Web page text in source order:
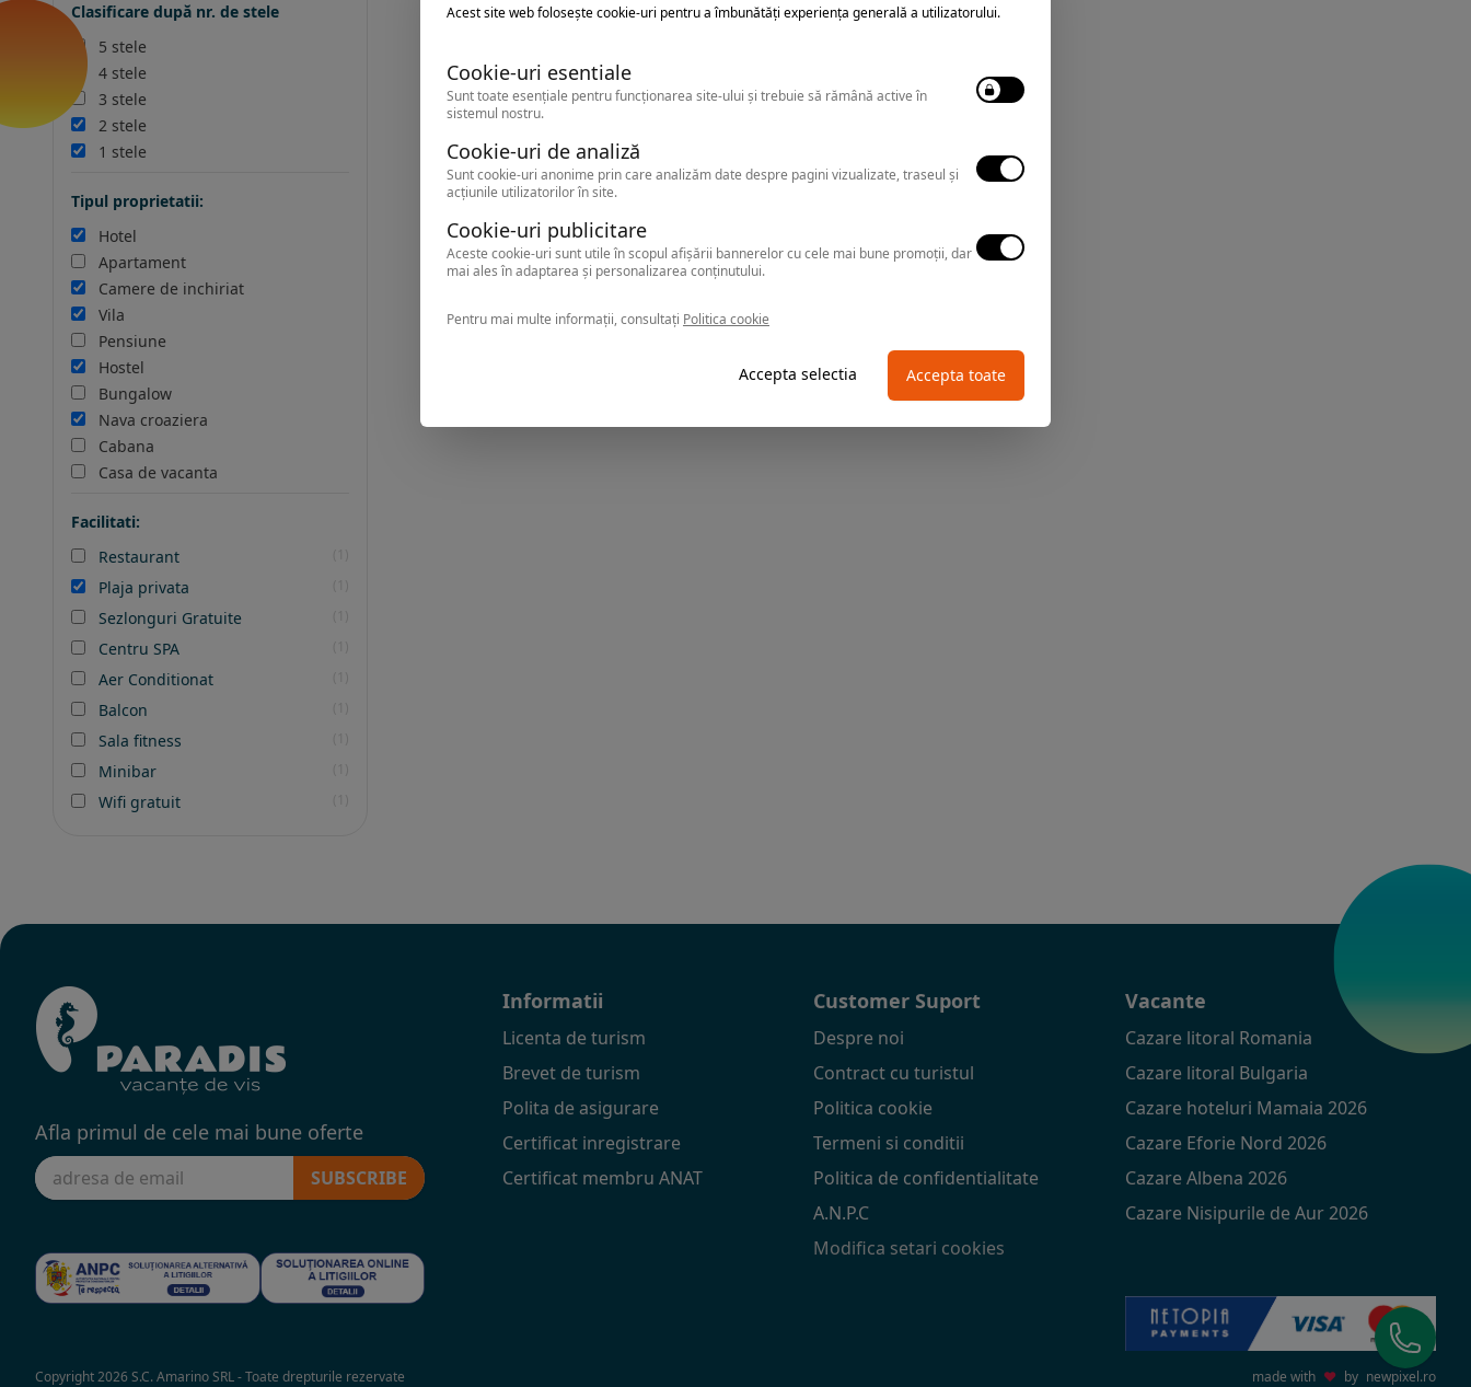
Clasificare după nr. de stele
5 stele
4 stele
3 stele
2 stele
1 stele
Tipul proprietatii:
Hotel
Apartament
Camere de inchiriat
Vila
Pensiune
Hostel
Bungalow
Nava croaziera
Cabana
Casa de vacanta
Facilitati:
Restaurant
Plaja privata
Sezlonguri Gratuite
Centru SPA
Aer Conditionat
Balcon
Sala fitness
Minibar
Wifi gratuit
Afla primul de cele mai bune oferte
SUBSCRIBE
Informatii
Licenta de turism
Brevet de turism
Polita de asigurare
Certificat inregistrare
Certificat membru ANAT
Customer Suport
Despre noi
Contract cu turistul
Politica cookie
Termeni si conditii
Politica de confidentialitate
A.N.P.C
Modifica setari cookies
Vacante
Cazare litoral Romania
Cazare litoral Bulgaria
Cazare hoteluri Mamaia 2026
Cazare Eforie Nord 2026
Cazare Albena 2026
Cazare Nisipurile de Aur 2026
Copyright 2026 S.C. Amarino SRL - Toate drepturile rezervate
made with ♥ by newpixel.ro
Acest site web folosește cookie-uri pentru a îmbunătăți experiența generală a utilizatorului.
Cookie-uri esentiale
Sunt toate esențiale pentru funcționarea site-ului și trebuie să rămână active în
sistemul nostru.
Cookie-uri de analiză
Sunt cookie-uri anonime prin care analizăm date despre pagini vizualizate, traseul și
acțiunile utilizatorilor în site.
Cookie-uri publicitare
Aceste cookie-uri sunt utile în scopul afișării bannerelor cu cele mai bune promoții, dar
mai ales în adaptarea și personalizarea conținutului.
Pentru mai multe informații, consultați Politica cookie
Accepta selectia Accepta toate